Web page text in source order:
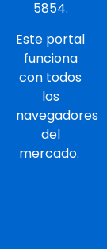
5854.
Este portal
funciona
con todos
los
navegadores
del
mercado.